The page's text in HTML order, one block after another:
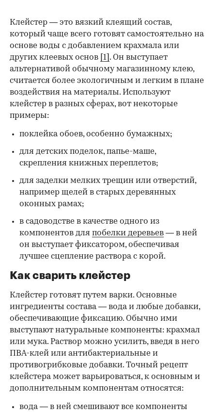
00:00 / 00:00
Клейстер — это вязкий клеящий состав,
который чаще всего готовят самостоятельно на
основе воды с добавлением крахмала или
других клеевых основ [1] . Он выступает
альтернативой обычному магазинному клею,
считается более экологичным и легким в плане
воздействия на материалы. Используют
клейстер в разных сферах, вот некоторые
примеры:
поклейка обоев, особенно бумажных;
для детских поделок, папье-маше,
скрепления книжных переплетов;
для заделки мелких трещин или отверстий,
например щелей в старых деревянных
оконных рамах;
в садоводстве в качестве одного из
компонентов для побелки деревьев — в ней
он выступает фиксатором, обеспечивая
лучшее сцепление раствора с корой.
Как сварить клейстер
Клейстер готовят путем варки. Основные
ингредиенты состава — вода и любые добавки,
обеспечивающие фиксацию. Обычно ими
выступают натуральные компоненты: крахмал
или мука. Раствор можно усилить, введя в него
ПВА-клей или антибактериальные и
противогрибковые добавки. Точный рецепт
клейстера может варьироваться, к основным и
дополнительным компонентам относятся:
вода — в ней смешивают все компоненты